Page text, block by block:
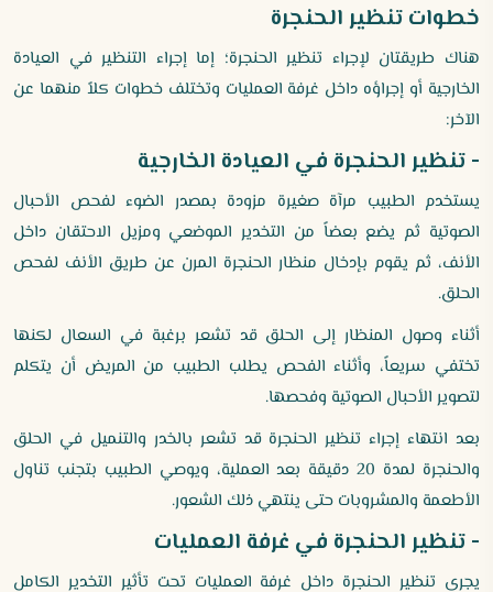
خطوات تنظير الحنجرة
هناك طريقتان لإجراء تنظير الحنجرة؛ إما إجراء التنظير في العيادة
الخارجية أو إجراؤه داخل غرفة العمليات وتختلف خطوات كلاً منهما عن
الآخر:
- تنظير الحنجرة في العيادة الخارجية
يستخدم الطبيب مرآة صغيرة مزودة بمصدر الضوء لفحص الأحبال
الصوتية ثم يضع بعضاً من التخدير الموضعي ومزيل الاحتقان داخل
الأنف، ثم يقوم بإدخال منظار الحنجرة المرن عن طريق الأنف لفحص
الحلق.
أثناء وصول المنظار إلى الحلق قد تشعر برغبة في السعال لكنها
تختفي سريعاً، وأثناء الفحص يطلب الطبيب من المريض أن يتكلم
لتصوير الأحبال الصوتية وفحصها.
بعد انتهاء إجراء تنظير الحنجرة قد تشعر بالخدر والتنميل في الحلق
والحنجرة لمدة 20 دقيقة بعد العملية، ويوصي الطبيب بتجنب تناول
الأطعمة والمشروبات حتى ينتهي ذلك الشعور.
- تنظير الحنجرة في غرفة العمليات
يجرى تنظير الحنجرة داخل غرفة العمليات تحت تأثير التخدير الكامل